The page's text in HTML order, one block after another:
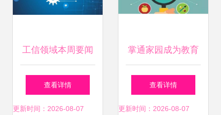
工信领域本周要闻
回顾与旅游开发项
目策划咨询研讨
查看详情
更新时间：2026-08-07
掌通家园成为教育
部教育信息管理中
心学前教育唯一合
查看详情
更新时间：2026-08-07